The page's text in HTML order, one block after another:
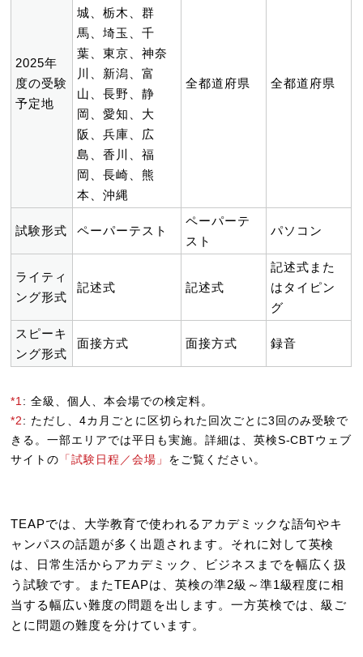
2025年
度の受験
予定地
城、栃木、群
馬、埼玉、千
葉、東京、神奈
川、新潟、富
山、長野、静
岡、愛知、大
阪、兵庫、広
島、香川、福
岡、長崎、熊
本、沖縄
全都道府県 全都道府県
試験形式 ペーパーテスト
ペーパーテ
スト
パソコン
ライティ
ング形式
記述式 記述式
記述式また
はタイピン
グ
スピーキ
ング形式
面接方式 面接方式 録音
*1 : 全級、個人、本会場での検定料。
*2: ただし、4カ月ごとに区切られた回次ごとに3回のみ受験で
きる。一部エリアでは平日も実施。詳細は、英検S-CBTウェブ
サイトの 「試験日程／会場」 をご覧ください。
TEAPでは、大学教育で使われるアカデミックな語句やキ
ャンパスの話題が多く出題されます。それに対して英検
は、日常生活からアカデミック、ビジネスまでを幅広く扱
う試験です。またTEAPは、英検の準2級～準1級程度に相
当する幅広い難度の問題を出します。一方英検では、級ご
とに問題の難度を分けています。